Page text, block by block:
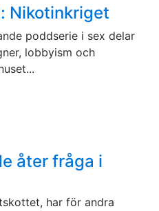
Nikotinkriget
poddserie i sex delar
lobbyism och
åter fråga i
har för andra